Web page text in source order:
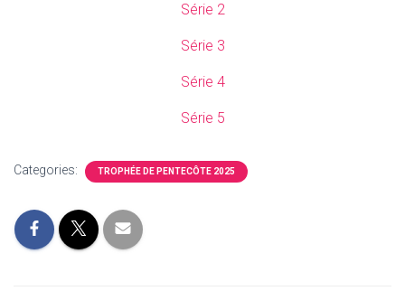
Série 2
Série 3
Série 4
Série 5
Categories: TROPHÉE DE PENTECÔTE 2025